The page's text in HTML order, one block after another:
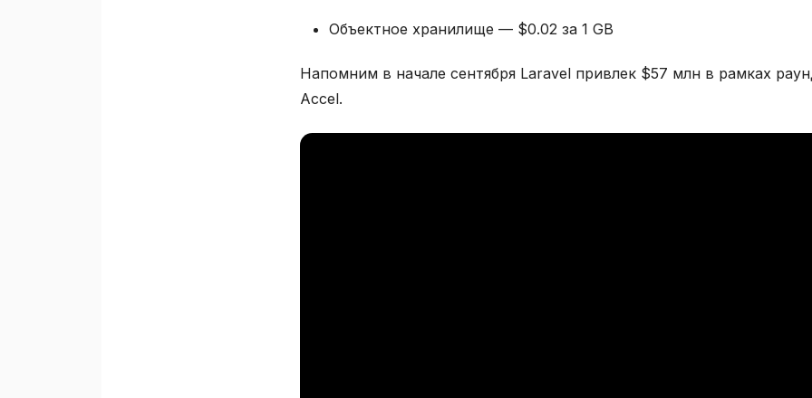
Объектное хранилище — $0.02 за 1 GB
Напомним в начале сентября Laravel привлек $57 млн в рамках
Accel.